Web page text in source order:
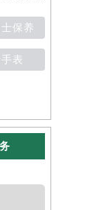
士保养
表